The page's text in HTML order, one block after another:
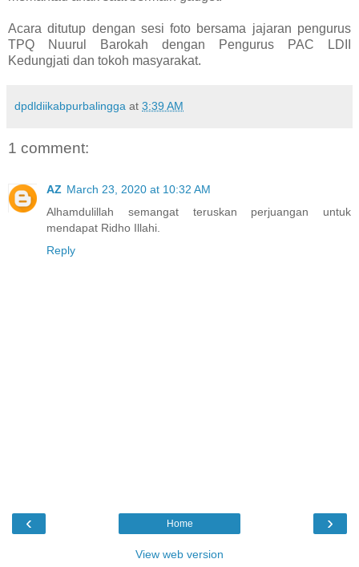
Acara ditutup dengan sesi foto bersama jajaran pengurus
TPQ Nuurul Barokah dengan Pengurus PAC LDII
Kedungjati dan tokoh masyarakat.
dpdldiikabpurbalingga at 3:39 AM
1 comment:
AZ March 23, 2020 at 10:32 AM
Alhamdulillah semangat teruskan perjuangan untuk
mendapat Ridho Illahi.
Reply
‹ ›
Home
View web version